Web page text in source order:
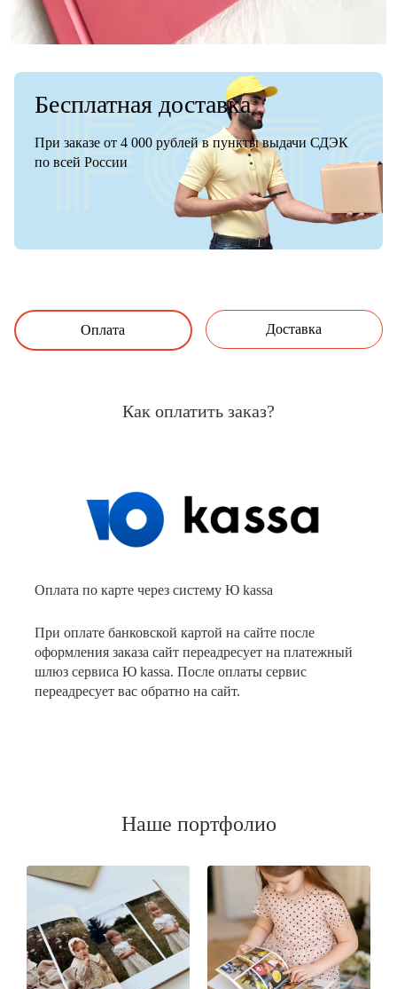
Бесплатная доставка
При заказе от 4 000 рублей в пункты выдачи СДЭК
по всей России
Оплата Доставка
Как оплатить заказ?
Оплата по карте через систему Ю kassa
При оплате банковской картой на сайте после
оформления заказа сайт переадресует на платежный
шлюз сервиса Ю kassa. После оплаты сервис
переадресует вас обратно на сайт.
Наше портфолио